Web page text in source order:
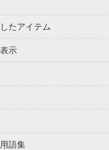
たアイテム
示
語集